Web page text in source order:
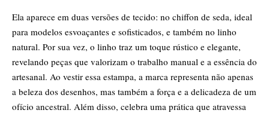
Ela aparece em duas versões de tecido: no chiffon de seda, ideal
para modelos esvoaçantes e sofisticados, e também no linho
natural. Por sua vez, o linho traz um toque rústico e elegante,
revelando peças que valorizam o trabalho manual e a essência do
artesanal. Ao vestir essa estampa, a marca representa não apenas
a beleza dos desenhos, mas também a força e a delicadeza de um
ofício ancestral. Além disso, celebra uma prática que atravessa